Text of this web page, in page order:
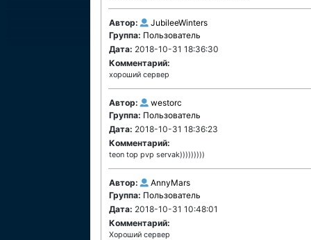
Автор:
JubileeWinters
Группа: Пользователь
Дата: 2018-10-31 18:36:30
Комментарий:
хороший сервер
Автор:
westorc
Группа: Пользователь
Дата: 2018-10-31 18:36:23
Комментарий:
teon top pvp servak)))))))))
Автор:
AnnyMars
Группа: Пользователь
Дата: 2018-10-31 10:48:01
Комментарий:
Хороший сервер